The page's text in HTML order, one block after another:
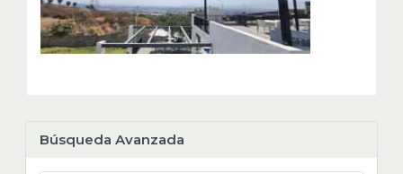
Búsqueda Avanzada